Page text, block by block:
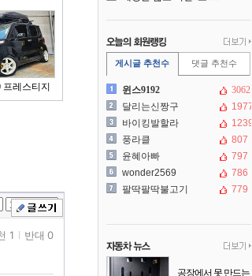
프레스티지
1 반대 0
게시글 추천수 댓글 추천수
윈스9192
3062
달리는신짱구
1977
바이킹발할라
1239
풍라클
807
윤혜아빠
797
wonder2569
786
팔딱팔딱불고기
779
공장에서 못 만드는